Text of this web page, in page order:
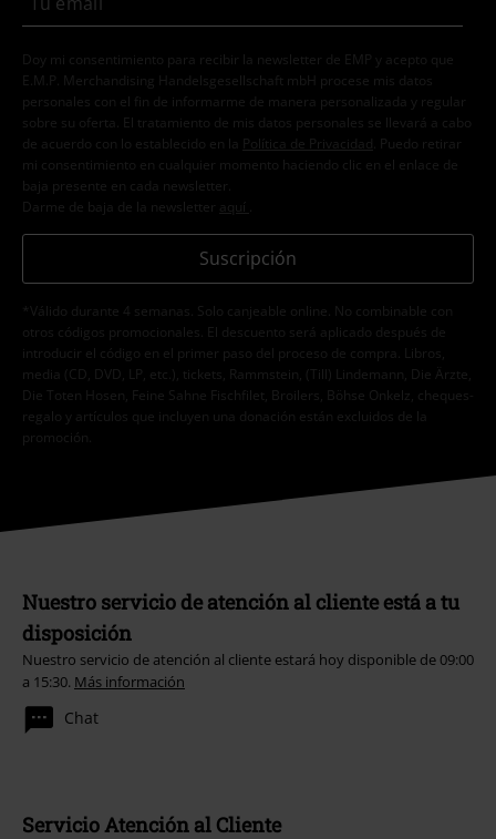
Doy mi consentimiento para recibir la newsletter de EMP y acepto que
E.M.P. Merchandising Handelsgesellschaft mbH procese mis datos
personales con el fin de informarme de manera personalizada y regular
sobre su oferta. El tratamiento de mis datos personales se llevará a cabo
de acuerdo con lo establecido en la
Política de Privacidad . Puedo retirar
mi consentimiento en cualquier momento haciendo clic en el enlace de
baja presente en cada newsletter.
Darme de baja de la newsletter
aquí
Suscripción
*Válido durante 4 semanas. Solo canjeable online. No combinable con
otros códigos promocionales. El descuento será aplicado después de
introducir el código en el primer paso del proceso de compra. Libros,
media (CD, DVD, LP, etc.), tickets, Rammstein, (Till) Lindemann, Die Ärzte,
Die Toten Hosen, Feine Sahne Fischfilet, Broilers, Böhse Onkelz, cheques-
regalo y artículos que incluyen una donación están excluidos de la
promoción.
Nuestro servicio de atención al cliente está a tu
disposición
Nuestro servicio de atención al cliente estará hoy disponible de 09:00
a 15:30. Más información
Chat
Servicio Atención al Cliente